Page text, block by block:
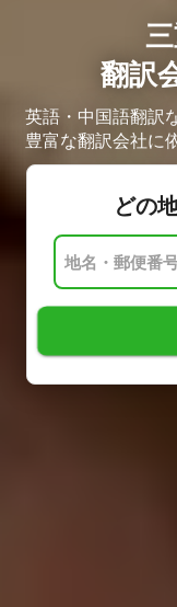
翻訳
英語・中国語翻訳
豊富な翻訳会社に
どの